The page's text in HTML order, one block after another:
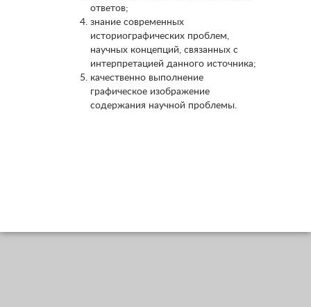
ответов;
знание современных
историографических проблем,
научных концепций, связанных с
интерпретацией данного источника;
качественно выполнение
графическое изображение
содержания научной проблемы.